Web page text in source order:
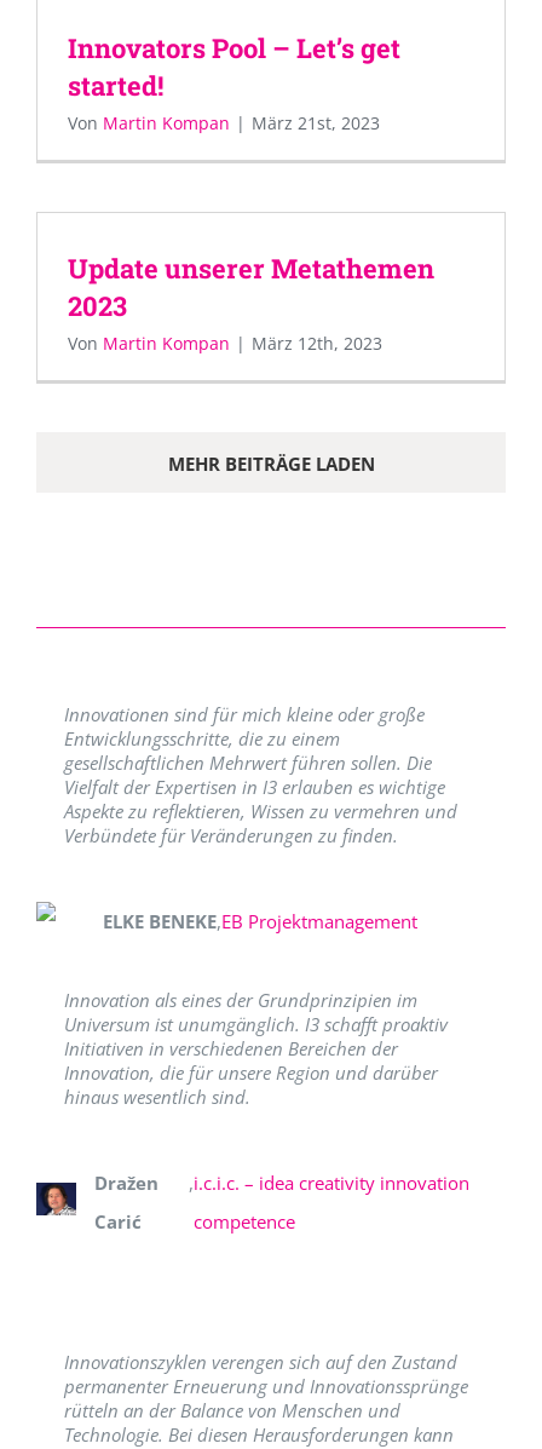
Innovators Pool – Let’s get
started!
Von Martin Kompan | März 21st, 2023
Update unserer Metathemen
2023
Von Martin Kompan | März 12th, 2023
MEHR BEITRÄGE LADEN
Innovationen sind für mich kleine oder große
Entwicklungsschritte, die zu einem
gesellschaftlichen Mehrwert führen sollen. Die
Vielfalt der Expertisen in I3 erlauben es wichtige
Aspekte zu reflektieren, Wissen zu vermehren und
Verbündete für Veränderungen zu finden.
ELKE BENEKE,EB Projektmanagement
Innovation als eines der Grundprinzipien im
Universum ist unumgänglich. I3 schafft proaktiv
Initiativen in verschiedenen Bereichen der
Innovation, die für unsere Region und darüber
hinaus wesentlich sind.
Dražen
Carić
,i.c.i.c. – idea creativity innovation
competence
Innovationszyklen verengen sich auf den Zustand
permanenter Erneuerung und Innovationssprünge
rütteln an der Balance von Menschen und
Technologie. Bei diesen Herausforderungen kann